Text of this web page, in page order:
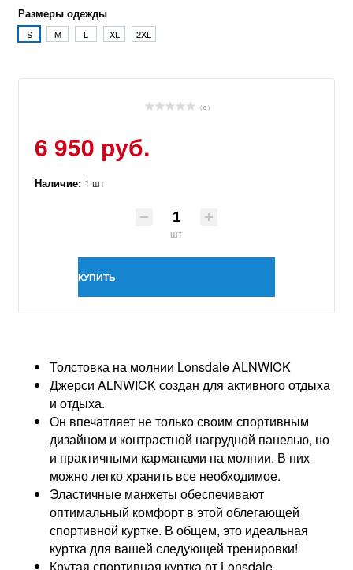
Размеры одежды
S M L XL 2XL
( 0 )
6 950 руб.
Наличие: 1 шт
шт
КУПИТЬ
Толстовка на молнии Lonsdale ALNWICK
Джерси ALNWICK создан для активного отдыха
и отдыха.
Он впечатляет не только своим спортивным
дизайном и контрастной нагрудной панелью, но
и практичными карманами на молнии. В них
можно легко хранить все необходимое.
Эластичные манжеты обеспечивают
оптимальный комфорт в этой облегающей
спортивной куртке. В общем, это идеальная
куртка для вашей следующей тренировки!
Крутая спортивная куртка от Lonsdale